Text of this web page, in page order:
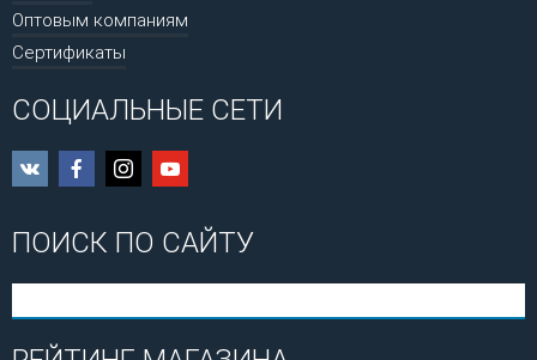
Оптовым компаниям
Сертификаты
СОЦИАЛЬНЫЕ СЕТИ
ПОИСК ПО САЙТУ